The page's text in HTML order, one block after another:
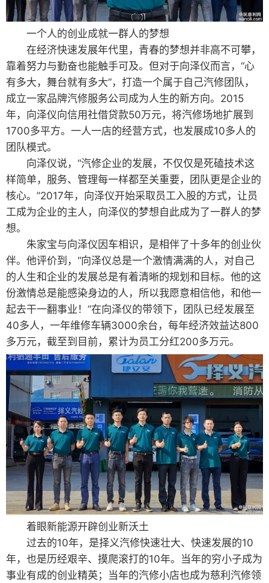
一个人的创业成就一群人的梦想
在经济快速发展年代里，青春的梦想并非高不可攀，
靠着努力与勤奋也能触手可及。但对于向泽仪而言，“心
有多大，舞台就有多大”，打造一个属于自己汽修团队，
成立一家品牌汽修服务公司成为人生的新方向。2015
年，向泽仪向信用社借贷款50万元，将汽修场地扩展到
1700多平方。一人一店的经营方式，也发展成10多人的
团队模式。
向泽仪说，“汽修企业的发展，不仅仅是死磕技术这
样简单，服务、管理每一样都至关重要，团队更是企业的
核心。”2017年，向泽仪开始采取员工入股的方式，让员
工成为企业的主人，向泽仪的梦想自此成为了一群人的梦
想。
朱家宝与向泽仪因车相识，是相伴了十多年的创业伙
伴。他评价到，“向泽仪总是一个激情满满的人，对自己
的人生和企业的发展总是有着清晰的规划和目标。他的这
份激情总是能感染身边的人，所以我愿意相信他，和他一
起去干一翻事业！”在向泽仪的带领下，团队已经发展至
40多人，一年维修车辆3000余台，每年经济效益达800
多万元，截至到目前，累计为员工分红200多万元。
着眼新能源开辟创业新沃土
过去的10年，是择义汽修快速壮大、快速发展的10
年，也是历经艰辛、摸爬滚打的10年。当年的穷小子成为
事业有成的创业精英；当年的汽修小店也成为慈利汽修领